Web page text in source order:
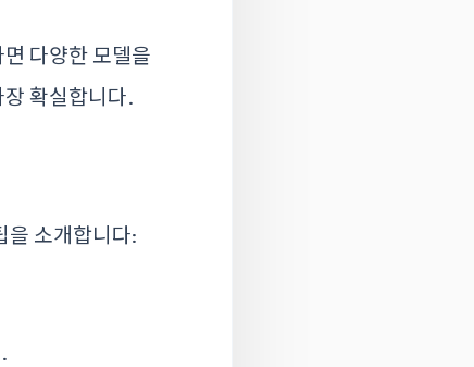
다양한 모델을
확실합니다.
을 소개합니다: